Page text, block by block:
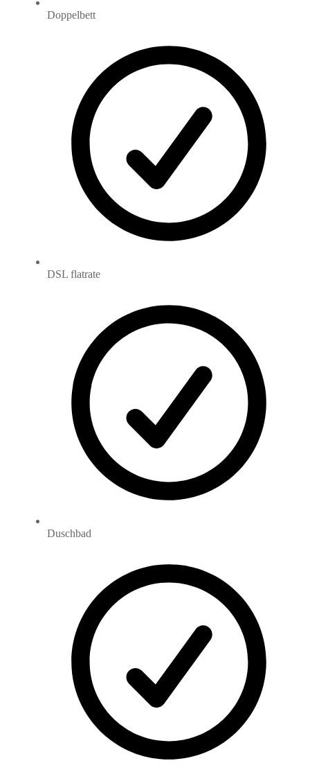
Doppelbett
DSL flatrate
Duschbad